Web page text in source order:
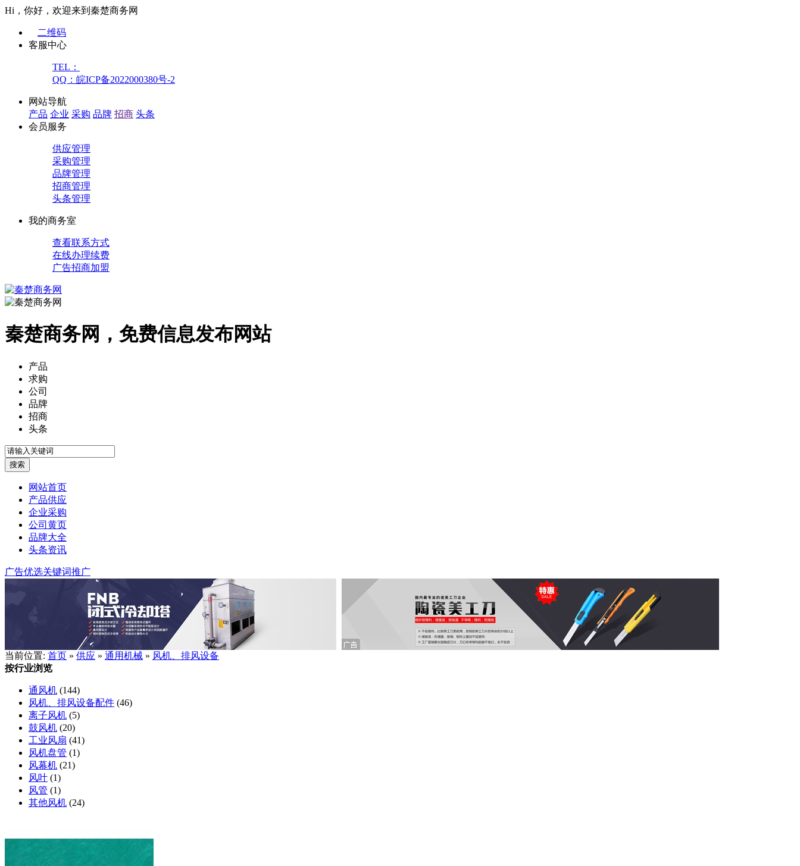
Hi，你好，欢迎来到秦楚商务网
二维码
客服中心
TEL：
QQ：皖ICP备2022000380号-2
网站导航
产品 企业 采购 品牌 招商 头条
会员服务
供应管理
采购管理
品牌管理
招商管理
头条管理
我的商务室
查看联系方式
在线办理续费
广告招商加盟
秦楚商务网，免费信息发布网站
产品
求购
公司
品牌
招商
头条
网站首页
产品供应
企业采购
公司黄页
品牌大全
头条资讯
广告优选关键词推广
当前位置: 首页 » 供应 » 通用机械 » 风机、排风设备
按行业浏览
通风机 (144)
风机、排风设备配件 (46)
离子风机 (5)
鼓风机 (20)
工业风扇 (41)
风机盘管 (1)
风幕机 (21)
风叶 (1)
风管 (1)
其他风机 (24)